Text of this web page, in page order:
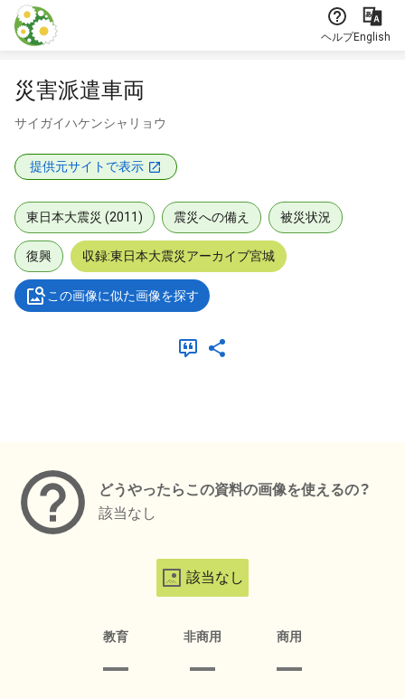
本文に飛ぶ
ヘルプEnglish
災害派遣車両
サイガイハケンシャリョウ
提供元サイトで表示
東日本大震災 (2011) 震災への備え 被災状況
復興 収録:東日本大震災アーカイブ宮城
この画像に似た画像を探す
どうやったらこの資料の画像を使えるの？
該当なし
該当なし
教育 非商用 商用